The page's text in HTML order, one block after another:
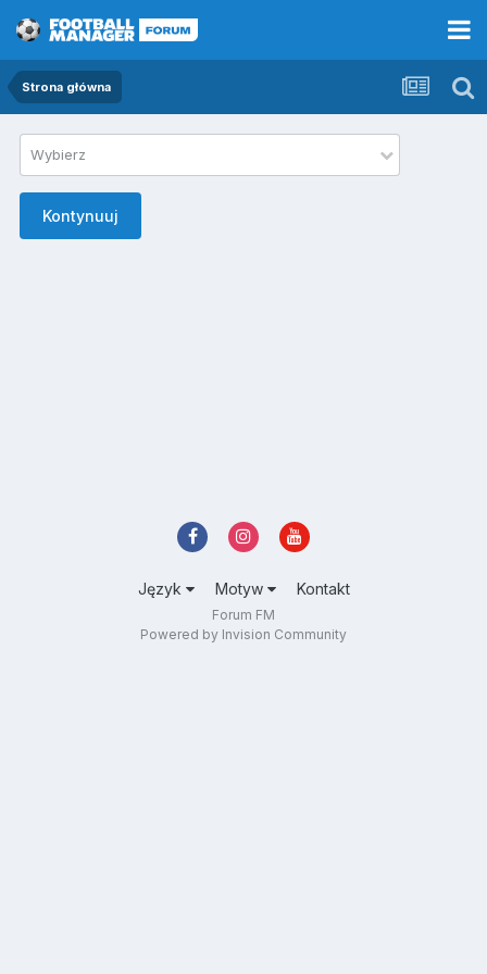
Strona główna
Wybierz
Kontynuuj
Język Motyw Kontakt
Forum FM
Powered by Invision Community